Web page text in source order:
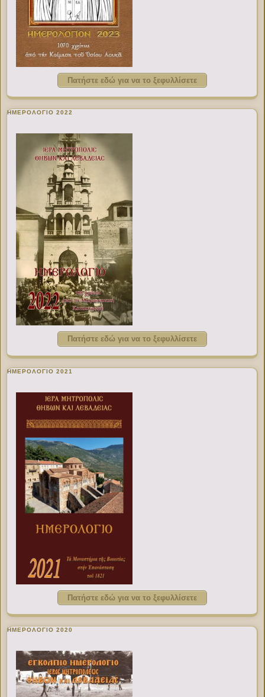
Πατήστε εδώ για να το ξεφυλλίσετε
ΗΜΕΡΟΛΟΓΙΟ 2022
Πατήστε εδώ για να το ξεφυλλίσετε
ΗΜΕΡΟΛΟΓΙΟ 2021
Πατήστε εδώ για να το ξεφυλλίσετε
ΗΜΕΡΟΛΟΓΙΟ 2020